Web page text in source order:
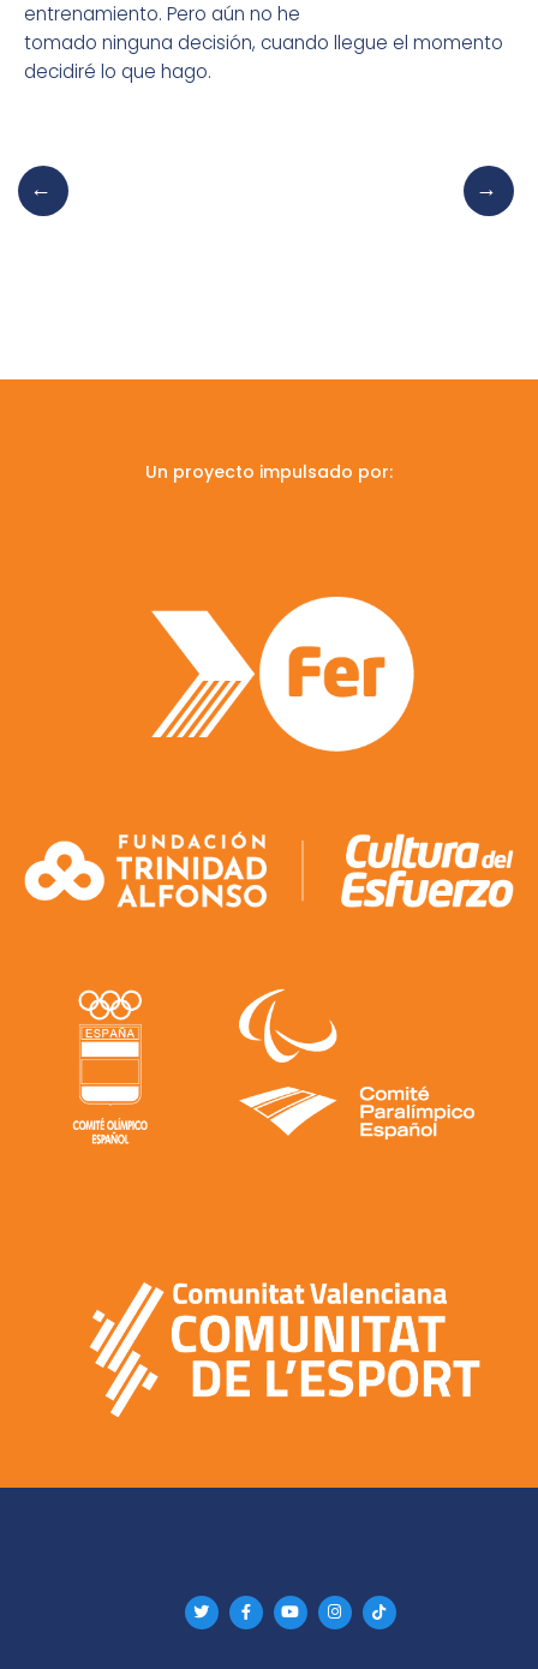
entrenamiento. Pero aún no he
tomado ninguna decisión, cuando llegue el momento
decidiré lo que hago.
Un proyecto impulsado por: